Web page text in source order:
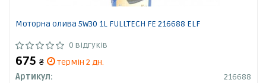
Моторна олива 5W30 1L FULLTECH FE 216688 ELF
0 відгуків
675 ₴
термін 2 дн.
Артикул:
216688